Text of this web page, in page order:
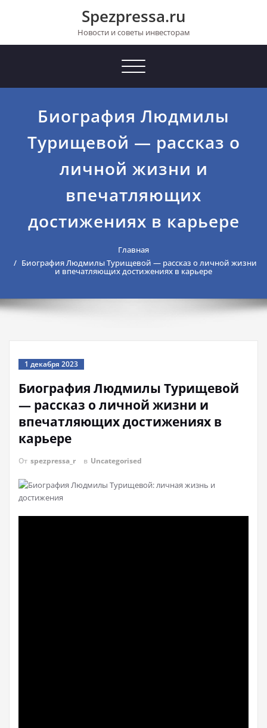
Spezpressa.ru
Новости и советы инвесторам
Toggle
Биография Людмилы
Турищевой — рассказ о
личной жизни и
впечатляющих
достижениях в карьере
Главная
Биография Людмилы Турищевой — рассказ о личной жизни
и впечатляющих достижениях в карьере
1 декабря 2023
Биография Людмилы Турищевой
— рассказ о личной жизни и
впечатляющих достижениях в
карьере
От spezpressa_r в Uncategorised